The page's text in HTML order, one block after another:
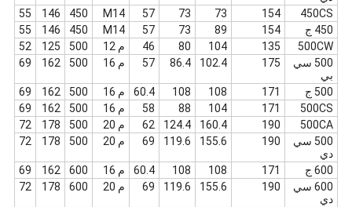
450CS
154
73
73
57
M14
450
146
55
450 ج
154
89
73
57
M14
450
146
55
500CW
135
104
80
46 م 12 500
125
52
500 سي
بي
175
102.4
86.4
57 م 16 500
162
69
500 ج 171
108
108
60.4 م 16 500
162
69
500CS
171
104
88
58 م 16 500
162
69
500CA
190
160.4
124.4
62 م 20 500
178
72
500 سي
دي
190
155.6
119.6
69 م 20 500
178
72
600 ج 171
108
108
60.4 م 16 600
162
69
600 سي
دي
190
155.6
119.6
69 م 20 600
178
72